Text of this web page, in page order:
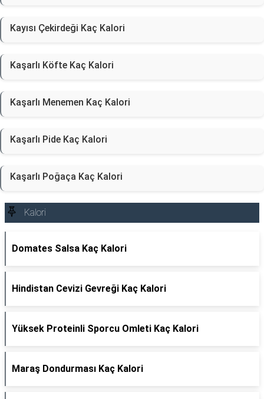
Kayısı Çekirdeği Kaç Kalori
Kaşarlı Köfte Kaç Kalori
Kaşarlı Menemen Kaç Kalori
Kaşarlı Pide Kaç Kalori
Kaşarlı Poğaça Kaç Kalori
Kalori
Domates Salsa Kaç Kalori
Hindistan Cevizi Gevreği Kaç Kalori
Yüksek Proteinli Sporcu Omleti Kaç Kalori
Maraş Dondurması Kaç Kalori